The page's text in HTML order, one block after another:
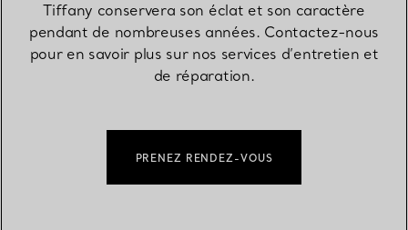
Tiffany conservera son éclat et son caractère
pendant de nombreuses années. Contactez-nous
pour en savoir plus sur nos services d’entretien et
de réparation.
PRENEZ RENDEZ-VOUS